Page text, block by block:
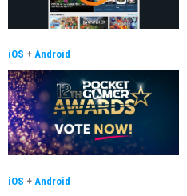
iOS + Android
iOS + Android